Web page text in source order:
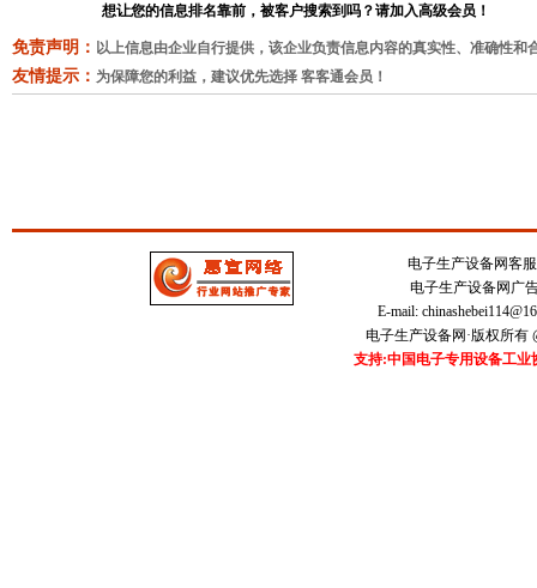
想让您的信息排名靠前，被客户搜索到吗？请加入高级会员！
免责声明：
友情提示：
以上信息由企业自行提供，该企业负责信息内容的真实性、准确性
为保障您的利益，建议优先选择 客客通会员！
电子生产设备网客
电子生产设备网广
E-mail:
电子生产设备网·版权所有
支持:中国电子专用设备工业